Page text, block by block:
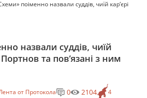
поіменно назвали суддів, чиїй кар’єрі
назвали суддів, чиїй
Портнов та пов’язані з ним
от Протокола 4
0 2104